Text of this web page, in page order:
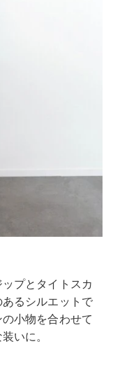
プとタイトスカ
るシルエットで
小物を合わせて
いに。